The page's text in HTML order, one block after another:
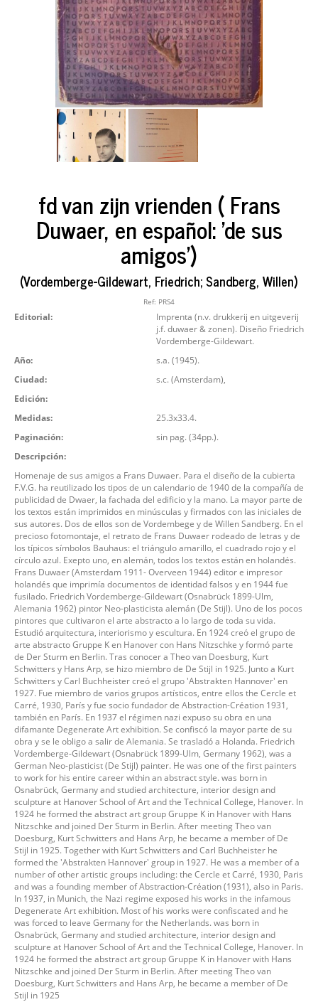
fd van zijn vrienden ( Frans
Duwaer, en español: 'de sus
amigos')
(Vordemberge-Gildewart, Friedrich; Sandberg, Willen)
Ref: PRS4
Editorial:
Imprenta (n.v. drukkerij en uitgeverij
j.f. duwaer & zonen). Diseño Friedrich
Vordemberge-Gildewart.
Año:
s.a. (1945).
Ciudad:
s.c. (Amsterdam),
Edición:
Medidas:
25.3x33.4.
Paginación:
sin pag. (34pp.).
Descripción:
Homenaje de sus amigos a Frans Duwaer. Para el diseño de la cubierta
F.V.G. ha reutilizado los tipos de un calendario de 1940 de la compañía de
publicidad de Dwaer, la fachada del edificio y la mano. La mayor parte de
los textos están imprimidos en minúsculas y firmados con las iniciales de
sus autores. Dos de ellos son de Vordembege y de Willen Sandberg. En el
precioso fotomontaje, el retrato de Frans Duwaer rodeado de letras y de
los típicos símbolos Bauhaus: el triángulo amarillo, el cuadrado rojo y el
círculo azul. Exepto uno, en alemán, todos los textos están en holandés.
Frans Duwaer (Amsterdam 1911- Overveen 1944) editor e impresor
holandés que imprimía documentos de identidad falsos y en 1944 fue
fusilado. Friedrich Vordemberge-Gildewart (Osnabrück 1899-Ulm,
Alemania 1962) pintor Neo-plasticista alemán (De Stijl). Uno de los pocos
pintores que cultivaron el arte abstracto a lo largo de toda su vida.
Estudió arquitectura, interiorismo y escultura. En 1924 creó el grupo de
arte abstracto Gruppe K en Hanover con Hans Nitzschke y formó parte
de Der Sturm en Berlin. Tras conocer a Theo van Doesburg, Kurt
Schwitters y Hans Arp, se hizo miembro de De Stijl in 1925. Junto a Kurt
Schwitters y Carl Buchheister creó el grupo 'Abstrakten Hannover' en
1927. Fue miembro de varios grupos artísticos, entre ellos the Cercle et
Carré, 1930, París y fue socio fundador de Abstraction-Création 1931,
también en París. En 1937 el régimen nazi expuso su obra en una
difamante Degenerate Art exhibition. Se confiscó la mayor parte de su
obra y se le obligo a salir de Alemania. Se trasladó a Holanda. Friedrich
Vordemberge-Gildewart (Osnabrück 1899-Ulm, Germany 1962), was a
German Neo-plasticist (De Stijl) painter. He was one of the first painters
to work for his entire career within an abstract style. was born in
Osnabrück, Germany and studied architecture, interior design and
sculpture at Hanover School of Art and the Technical College, Hanover. In
1924 he formed the abstract art group Gruppe K in Hanover with Hans
Nitzschke and joined Der Sturm in Berlin. After meeting Theo van
Doesburg, Kurt Schwitters and Hans Arp, he became a member of De
Stijl in 1925. Together with Kurt Schwitters and Carl Buchheister he
formed the 'Abstrakten Hannover' group in 1927. He was a member of a
number of other artistic groups including: the Cercle et Carré, 1930, Paris
and was a founding member of Abstraction-Création (1931), also in Paris.
In 1937, in Munich, the Nazi regime exposed his works in the infamous
Degenerate Art exhibition. Most of his works were confiscated and he
was forced to leave Germany for the Netherlands. was born in
Osnabrück, Germany and studied architecture, interior design and
sculpture at Hanover School of Art and the Technical College, Hanover. In
1924 he formed the abstract art group Gruppe K in Hanover with Hans
Nitzschke and joined Der Sturm in Berlin. After meeting Theo van
Doesburg, Kurt Schwitters and Hans Arp, he became a member of De
Stijl in 1925